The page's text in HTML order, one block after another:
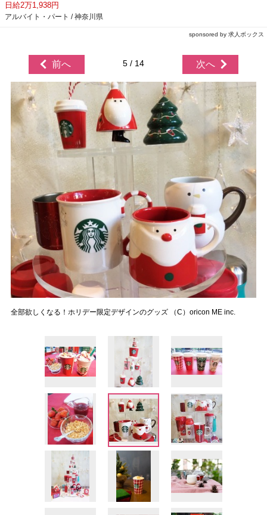
日給2万1,938円
アルバイト・パート / 神奈川県
sponsored by 求人ボックス
前へ 5 / 14 次へ
全部欲しくなる！ホリデー限定デザインのグッズ （C）oricon ME inc.